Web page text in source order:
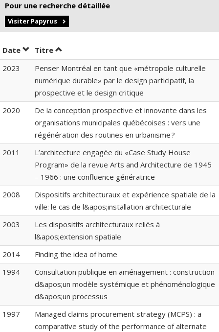
Pour une recherche détaillée
Visiter Papyrus
Date Trier par date en ordre croissant
Titre Trier par titre en ordre croissant
2023
Penser Montréal en tant que «métropole culturelle
numérique durable» par le design participatif, la
prospective et le design critique
2020
De la conception prospective et innovante dans les
organisations municipales québécoises : vers une
régénération des routines en urbanisme ?
2011
L’architecture engagée du «Case Study House
Program» de la revue Arts and Architecture de 1945
– 1966 : une confluence génératrice
2008
Dispositifs architecturaux et expérience spatiale de la
ville: le cas de l&apos;installation architecturale
2003
Les dispositifs architecturaux reliés à
l&apos;extension spatiale
2014
Finding the idea of home
1994
Consultation publique en aménagement : construction
d&apos;un modèle systémique et phénoménologique
d&apos;un processus
1997
Managed claims procurement strategy (MCPS) : a
comparative study of the performance of alternate